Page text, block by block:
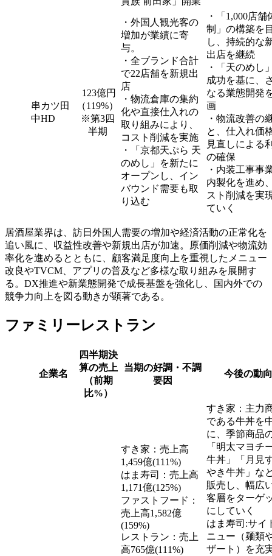
串カツ田
中HD
123億円
（119%）
※第3四
半期
・外国人観光客の
増加が業績に寄
与。
・全ブランド合計
で22店舗を新規出
店
・物流倉庫の集約
化や直接仕入れの
取り組みにより、
コスト削減を実施
・「京都天ぷら 天
のめし」を新たに
オープンし、イン
バウンド需要も取
り込む
・「1,000店舗
制」の構築を
し、持続的な
出店を継続
・「天のめし
成功を基に、
なる業態開発
画
・物流改善の
と、仕入れ価
見直しによる
の確保
・内装工事事
内製化を進め
スト削減を実
ていく
居酒屋業界は、訪日外国人需要の増加や経済活動の正常化を
追い風に、収益性改善や新規出店が加速。原価削減や物流効
率化を進めるとともに、顧客満足度向上を重視したメニュー
改良やTVCM、アプリの普及など多様な取り組みを展開す
る。DX推進や新業態開発で成長基盤を強化し、国内外での
競争力向上を図る動きが顕著である。
ファミリーレストラン
企業名
四半期決
算の売上
（前期
比%）
当期の好調・不調
要因
今後の動向
すき家：売上高
1,459億(111%)
はま寿司：売上高
1,171億(125%)
ファストフード：
売上高1,582億
(159%)
レストラン：売上
高765億(111%)
すき家：主力
である牛丼を
に、季節商品
「明太マヨチ
牛丼」「月見
やき牛丼」な
販売し、幅広
客層をターゲ
にしていく
はま寿司:サイ
ニュー（麺類
ザート）を充